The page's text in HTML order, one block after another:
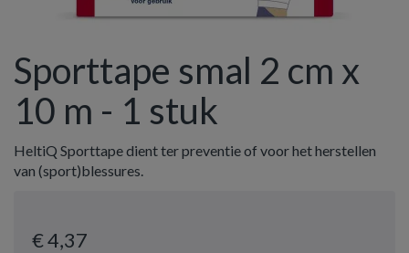
Sporttape smal 2 cm x
10 m - 1 stuk
HeltiQ Sporttape dient ter preventie of voor het herstellen
van (sport)blessures.
€ 4,37